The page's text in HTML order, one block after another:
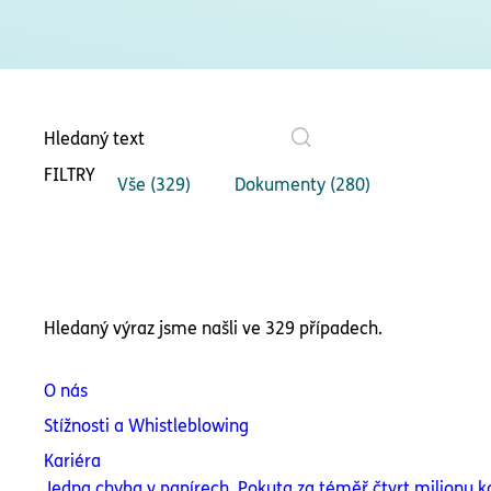
FILTRY Vše (329) Dokumenty (280)
Hledaný výraz jsme našli ve 329 případech.
O nás
Stížnosti a Whistleblowing
Kariéra